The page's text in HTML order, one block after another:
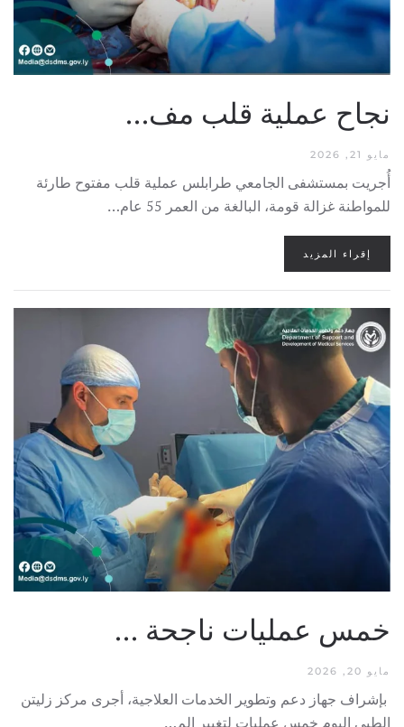
نجاح عملية قلب مف…
مايو 21, 2026
أُجريت بمستشفى الجامعي طرابلس عملية قلب مفتوح طارئة
للمواطنة غزالة قومة، البالغة من العمر 55 عام…
إقراء المزيد
خمس عمليات ناجحة …
مايو 20, 2026
بإشراف جهاز دعم وتطوير الخدمات العلاجية، أجرى مركز زليتن
الطبي اليوم خمس عمليات لتغيير الم…